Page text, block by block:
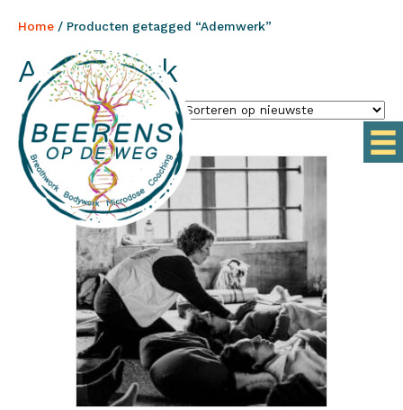
Home / Producten getagged “Ademwerk”
Ademwerk
Toont alle 5 resultaten Gesorteerd
op
nieuwste